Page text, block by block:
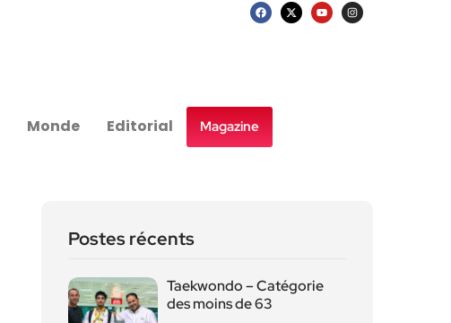
Monde Editorial Magazine
Postes récents
Taekwondo – Catégorie
des moins de 63